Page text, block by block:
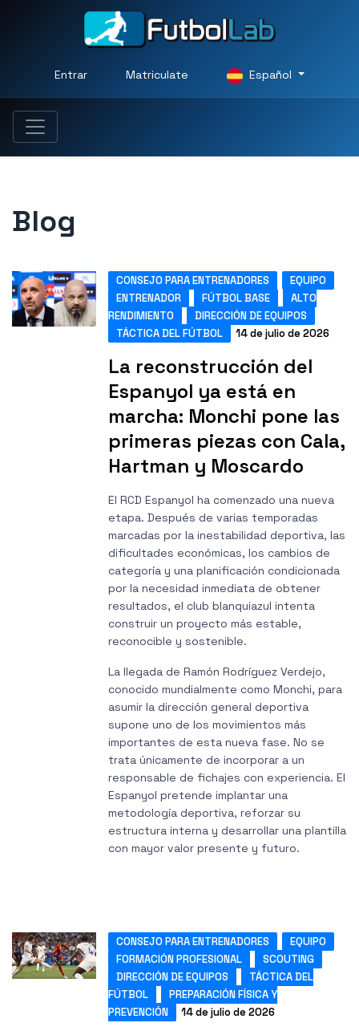
Entrar Matriculate Español
Blog
CONSEJO PARA ENTRENADORES
EQUIPO
ENTRENADOR
FÚTBOL BASE
ALTO
RENDIMIENTO
DIRECCIÓN DE EQUIPOS
TÁCTICA DEL FÚTBOL
14 de julio de 2026
La reconstrucción del
Espanyol ya está en
marcha: Monchi pone las
primeras piezas con Cala,
Hartman y Moscardo
El RCD Espanyol ha comenzado una nueva
etapa. Después de varias temporadas
marcadas por la inestabilidad deportiva, las
dificultades económicas, los cambios de
categoría y una planificación condicionada
por la necesidad inmediata de obtener
resultados, el club blanquiazul intenta
construir un proyecto más estable,
reconocible y sostenible.
La llegada de Ramón Rodríguez Verdejo,
conocido mundialmente como Monchi, para
asumir la dirección general deportiva
supone uno de los movimientos más
importantes de esta nueva fase. No se
trata únicamente de incorporar a un
responsable de fichajes con experiencia. El
Espanyol pretende implantar una
metodología deportiva, reforzar su
estructura interna y desarrollar una plantilla
con mayor valor presente y futuro.
CONSEJO PARA ENTRENADORES
EQUIPO
FORMACIÓN PROFESIONAL
SCOUTING
DIRECCIÓN DE EQUIPOS
TÁCTICA DEL
FÚTBOL
PREPARACIÓN FÍSICA Y
PREVENCIÓN
14 de julio de 2026